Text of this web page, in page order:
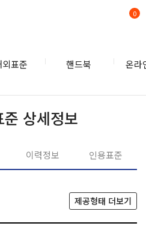
외표준 핸드북 온라
0
준 상세정보
이력정보 인용표준
제공형태 더보기